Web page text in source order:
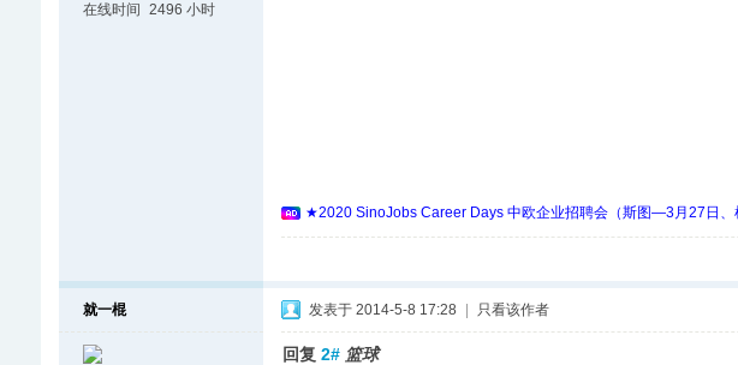
在线时间
2496 小时
★2020 SinoJobs Career Days 中欧企业招聘会（斯图—3月27日
就一棍 发表于 2014-5-8 17:28 只看该作者
回复 2# 篮球